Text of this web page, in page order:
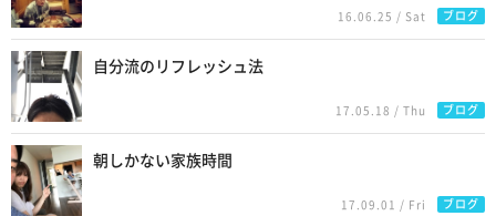
16.06.25 / Sat ブログ
自分流のリフレッシュ法
17.05.18 / Thu ブログ
朝しかない家族時間
17.09.01 / Fri ブログ